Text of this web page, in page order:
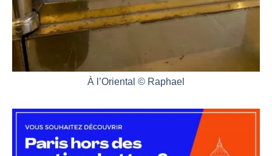
À l’Oriental © Raphael